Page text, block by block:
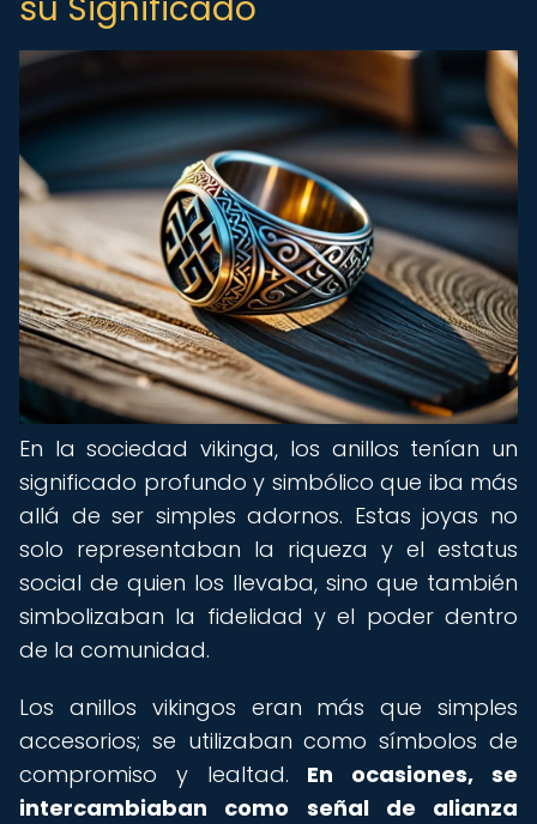
En la sociedad vikinga, los anillos tenían un
significado profundo y simbólico que iba más
allá de ser simples adornos. Estas joyas no
solo representaban la riqueza y el estatus
social de quien los llevaba, sino que también
simbolizaban la fidelidad y el poder dentro
de la comunidad.
Los anillos vikingos eran más que simples
accesorios; se utilizaban como símbolos de
compromiso y lealtad. En ocasiones, se
intercambiaban como señal de alianza